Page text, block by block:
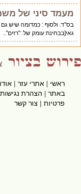
מעמד סיני של
בס"ד. ולסוף : כמדומה שיש גם
גאי[בבחינת עומק של :"רזים"..
ראשי|אתרי עזר|אודות
באתר|הצהרת נגישות|
פרטיות|צור קשר